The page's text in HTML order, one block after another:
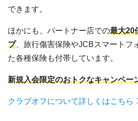
できます。
ほかにも、パートナー店での最大20
プ、旅行傷害保険やJCBスマートフ
た各種保険も付帯しています。
新規入会限定のおトクなキャンペー
クラブオフについて詳しくはこちら